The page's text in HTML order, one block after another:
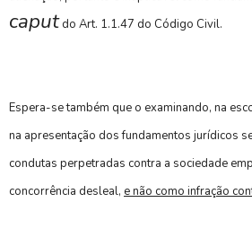
caputdo Art. 1.1.47 do Código Civil.
Espera-se também que o examinando, na
na apresentação dos fundamentos jurídicos
condutas perpetradas contra a sociedade
concorrência desleal, e não como infração